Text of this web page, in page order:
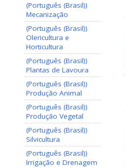
(Português (Brasil))
Mecanização
(Português (Brasil))
Olericultura e
Horticultura
(Português (Brasil))
Plantas de Lavoura
(Português (Brasil))
Produção Animal
(Português (Brasil))
Produção Vegetal
(Português (Brasil))
Silvicultura
(Português (Brasil))
Irrigação e Drenagem